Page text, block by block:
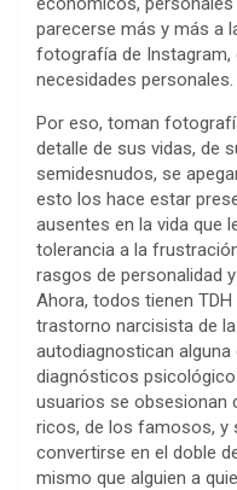
parecerse más y más a
fotografía de Instagram,
necesidades personales.
Por eso, toman
detalle de sus vidas, de
semidesnudos, se
esto los hace estar
ausentes en la vida que
tolerancia a la
rasgos de personalidad
Ahora, todos tienen
trastorno narcisista de
autodiagnostican
diagnósticos
usuarios se obsesionan
ricos, de los famosos, y
convertirse en el doble
mismo que alguien a